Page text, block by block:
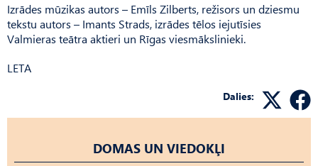
Izrādes mūzikas autors – Emīls Zilberts, režisors un dziesmu
tekstu autors – Imants Strads, izrādes tēlos iejutīsies
Valmieras teātra aktieri un Rīgas viesmākslinieki.
LETA
Dalies:
DOMAS UN VIEDOKĻI